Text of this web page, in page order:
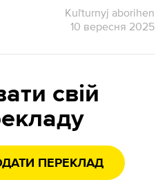
Kuľturnyj aborihen
10 вересня 2025
свій
ПЕРЕКЛАД